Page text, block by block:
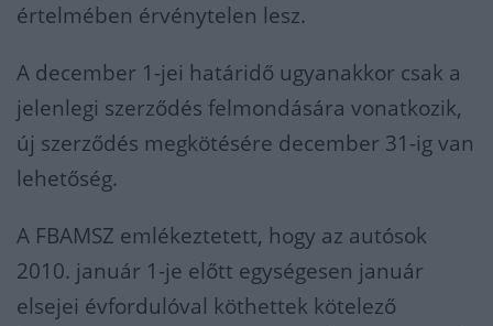
értelmében érvénytelen lesz.
A december 1-jei határidő ugyanakkor csak a
jelenlegi szerződés felmondására vonatkozik,
új szerződés megkötésére december 31-ig van
lehetőség.
A FBAMSZ emlékeztetett, hogy az autósok
2010. január 1-je előtt egységesen január
elsejei évfordulóval köthettek kötelező